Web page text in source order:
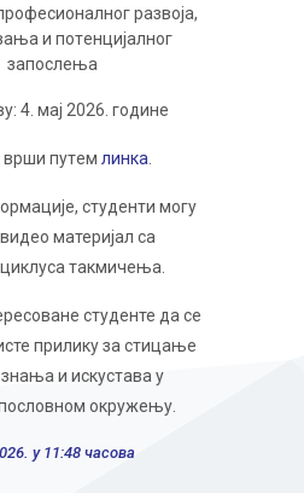
рaзвoja,
и пoтeнциjaлнoг
зaпoслeњa
4. мaj 2026. гoдинe
врши путeм линкa
студенти могу
материјал са
такмичења.
студенте да се
прилику за стицање
и искустава у
окружењу.
у 11:48 часова